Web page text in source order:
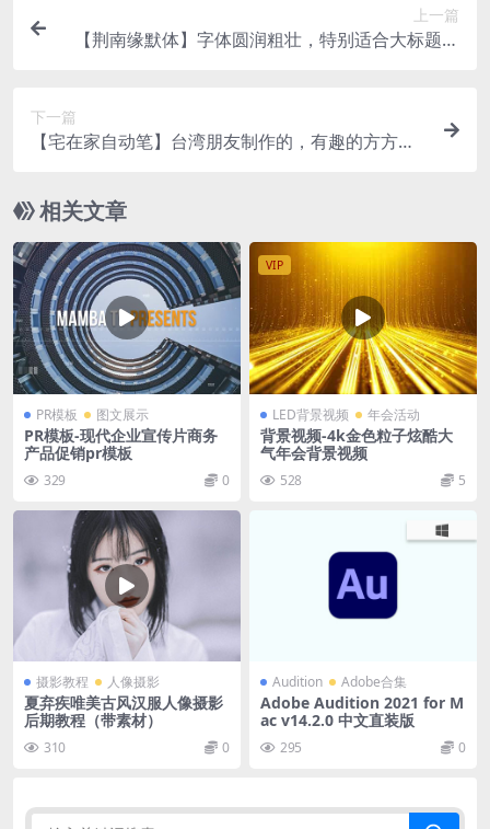
上一篇
【荆南缘默体】字体圆润粗壮，特别适合大标题使
下一篇
【宅在家自动笔】台湾朋友制作的，有趣的方方正
相关文章
PR模板 图文展示
PR模板-现代企业宣传片商务
产品促销pr模板
329 0
VIP
LED背景视频 年会活动
背景视频-4k金色粒子炫酷大
气年会背景视频
528 5
摄影教程 人像摄影
夏弃疾唯美古风汉服人像摄影
后期教程（带素材）
310 0
Audition Adobe合集
Adobe Audition 2021 for M
ac v14.2.0 中文直装版
295 0